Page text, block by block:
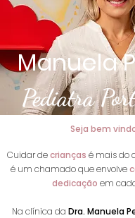
Manuela
Pediatra
Seja bem
Cuidar de crianças é mais do
é um chamado que envolve
dedicação em
Na clínica da Dra. Manuela